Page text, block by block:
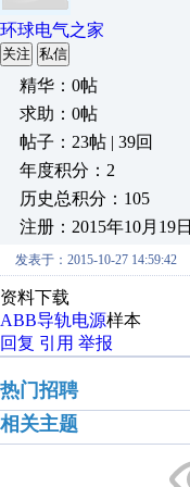
环球电气之家
关注 私信
精华：0帖
求助：0帖
帖子：23帖 | 39回
年度积分：2
历史总积分：105
注册：2015年10月19日
发表于：2015-10-27 14:59:42
资料下载
ABB导轨电源样本
回复 引用 举报
热门招聘
相关主题